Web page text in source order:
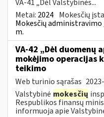
VA-41 „Dėl Valstybinės...
Metai: 2024 Mokesčių
Mokesčių
m.
VA-42 „Dėl duomenų
mokėjimo operacijas
teikimo
Web turinio sąrašas
Valstybinė mokesčių
Respublikos finansų
informuoja apie